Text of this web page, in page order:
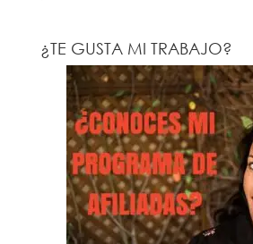
¿TE GUSTA MI TRABAJO?